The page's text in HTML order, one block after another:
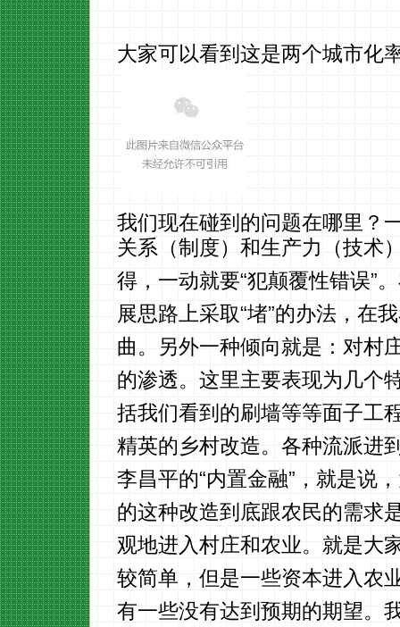
大家可以看到这是两个城市化
我们现在碰到的问题在哪里？
关系（制度）和生产力（技术
得，一动就要“犯颠覆性错误”
展思路上采取“堵”的办法，在
曲。另外一种倾向就是：对村
的渗透。这里主要表现为几个
括我们看到的刷墙等等面子工
精英的乡村改造。各种流派进
李昌平的“内置金融”，就是说
的这种改造到底跟农民的需求
观地进入村庄和农业。就是大
较简单，但是一些资本进入农
有一些没有达到预期的期望。